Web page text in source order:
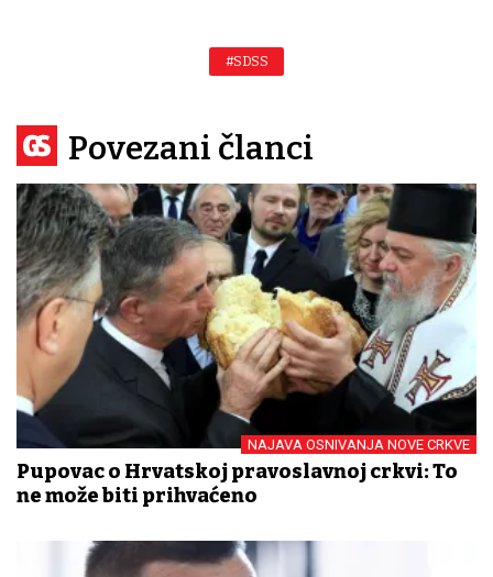
#SDSS
Povezani članci
NAJAVA OSNIVANJA NOVE CRKVE
Pupovac o Hrvatskoj pravoslavnoj crkvi: To
ne može biti prihvaćeno